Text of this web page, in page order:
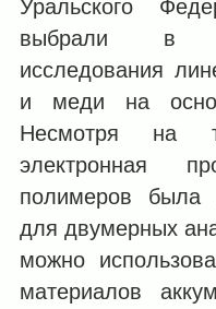
Уральского
выбрали в
исследования
и меди на
Несмотря на
электронная
полимеров была
для двумерных
можно
материалов